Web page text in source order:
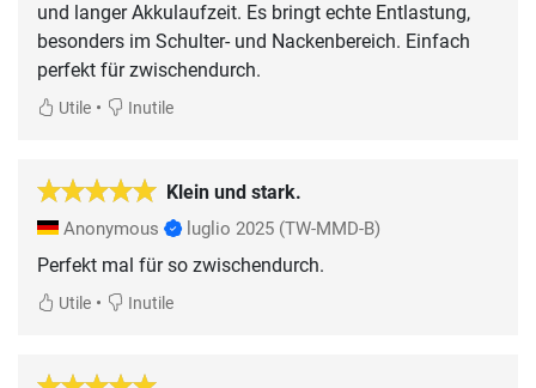
und langer Akkulaufzeit. Es bringt echte Entlastung,
besonders im Schulter- und Nackenbereich. Einfach
perfekt für zwischendurch.
Utile • Inutile
Klein und stark.
Anonymous luglio 2025 (TW-MMD-B)
Perfekt mal für so zwischendurch.
Utile • Inutile